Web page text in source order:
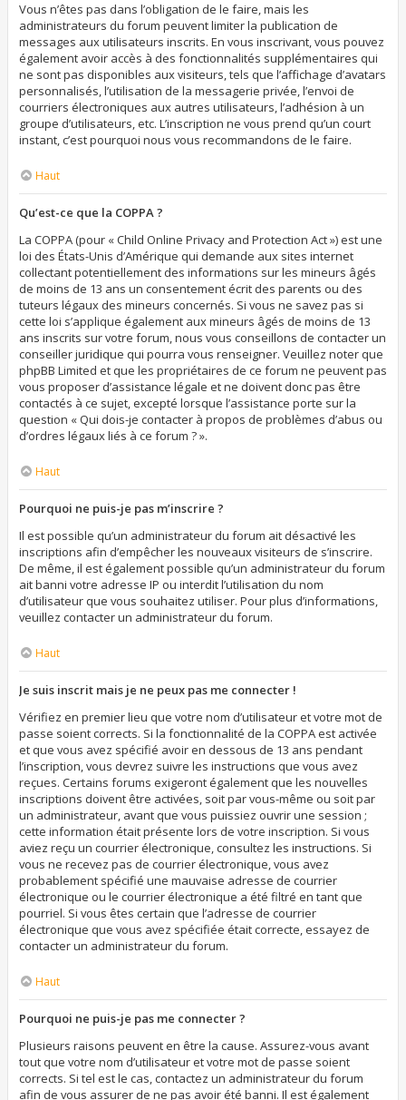
Vous n’êtes pas dans l’obligation de le faire, mais les
administrateurs du forum peuvent limiter la publication de
messages aux utilisateurs inscrits. En vous inscrivant, vous pouvez
également avoir accès à des fonctionnalités supplémentaires qui
ne sont pas disponibles aux visiteurs, tels que l’affichage d’avatars
personnalisés, l’utilisation de la messagerie privée, l’envoi de
courriers électroniques aux autres utilisateurs, l’adhésion à un
groupe d’utilisateurs, etc. L’inscription ne vous prend qu’un court
instant, c’est pourquoi nous vous recommandons de le faire.
Haut
Qu’est-ce que la COPPA ?
La COPPA (pour « Child Online Privacy and Protection Act ») est une
loi des États-Unis d’Amérique qui demande aux sites internet
collectant potentiellement des informations sur les mineurs âgés
de moins de 13 ans un consentement écrit des parents ou des
tuteurs légaux des mineurs concernés. Si vous ne savez pas si
cette loi s’applique également aux mineurs âgés de moins de 13
ans inscrits sur votre forum, nous vous conseillons de contacter un
conseiller juridique qui pourra vous renseigner. Veuillez noter que
phpBB Limited et que les propriétaires de ce forum ne peuvent pas
vous proposer d’assistance légale et ne doivent donc pas être
contactés à ce sujet, excepté lorsque l’assistance porte sur la
question « Qui dois-je contacter à propos de problèmes d’abus ou
d’ordres légaux liés à ce forum ? ».
Haut
Pourquoi ne puis-je pas m’inscrire ?
Il est possible qu’un administrateur du forum ait désactivé les
inscriptions afin d’empêcher les nouveaux visiteurs de s’inscrire.
De même, il est également possible qu’un administrateur du forum
ait banni votre adresse IP ou interdit l’utilisation du nom
d’utilisateur que vous souhaitez utiliser. Pour plus d’informations,
veuillez contacter un administrateur du forum.
Haut
Je suis inscrit mais je ne peux pas me connecter !
Vérifiez en premier lieu que votre nom d’utilisateur et votre mot de
passe soient corrects. Si la fonctionnalité de la COPPA est activée
et que vous avez spécifié avoir en dessous de 13 ans pendant
l’inscription, vous devrez suivre les instructions que vous avez
reçues. Certains forums exigeront également que les nouvelles
inscriptions doivent être activées, soit par vous-même ou soit par
un administrateur, avant que vous puissiez ouvrir une session ;
cette information était présente lors de votre inscription. Si vous
aviez reçu un courrier électronique, consultez les instructions. Si
vous ne recevez pas de courrier électronique, vous avez
probablement spécifié une mauvaise adresse de courrier
électronique ou le courrier électronique a été filtré en tant que
pourriel. Si vous êtes certain que l’adresse de courrier
électronique que vous avez spécifiée était correcte, essayez de
contacter un administrateur du forum.
Haut
Pourquoi ne puis-je pas me connecter ?
Plusieurs raisons peuvent en être la cause. Assurez-vous avant
tout que votre nom d’utilisateur et votre mot de passe soient
corrects. Si tel est le cas, contactez un administrateur du forum
afin de vous assurer de ne pas avoir été banni. Il est également